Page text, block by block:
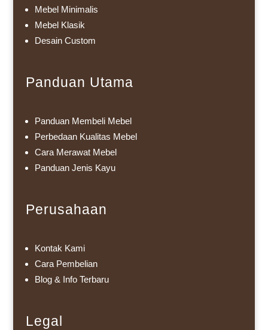
Mebel Minimalis
Mebel Klasik
Desain Custom
Panduan Utama
Panduan Membeli Mebel
Perbedaan Kualitas Mebel
Cara Merawat Mebel
Panduan Jenis Kayu
Perusahaan
Kontak Kami
Cara Pembelian
Blog & Info Terbaru
Legal